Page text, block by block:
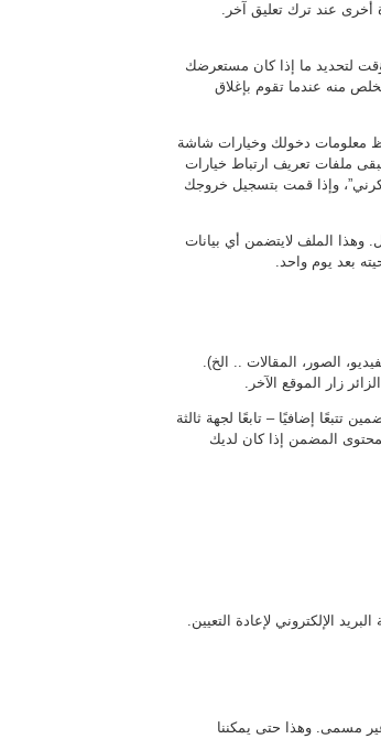
أخرى عند ترك تعليق آخر.
لتحديد ما إذا كان مستعرضك
منه عندما تقوم بإغلاق
معلومات دخولك وخيارات شاشة
ملفات تعريف ارتباط خيارات
وإذا قمت بتسجيل خروجك
الملف لايتضمن أي بيانات
بعد يوم واحد.
الصور، المقالات .. الخ).
زار الموقع الآخر.
تتبعًا إضافيًا – تابعًا لجهة ثالثة
المضمن إذا كان لديك
غير مسمى. وهذا حتى يمكننا